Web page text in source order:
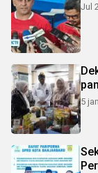
Jul
5